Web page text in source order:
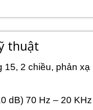
thuật
15, 2 chiều, phản xạ
dB) 70 Hz – 20 KHz